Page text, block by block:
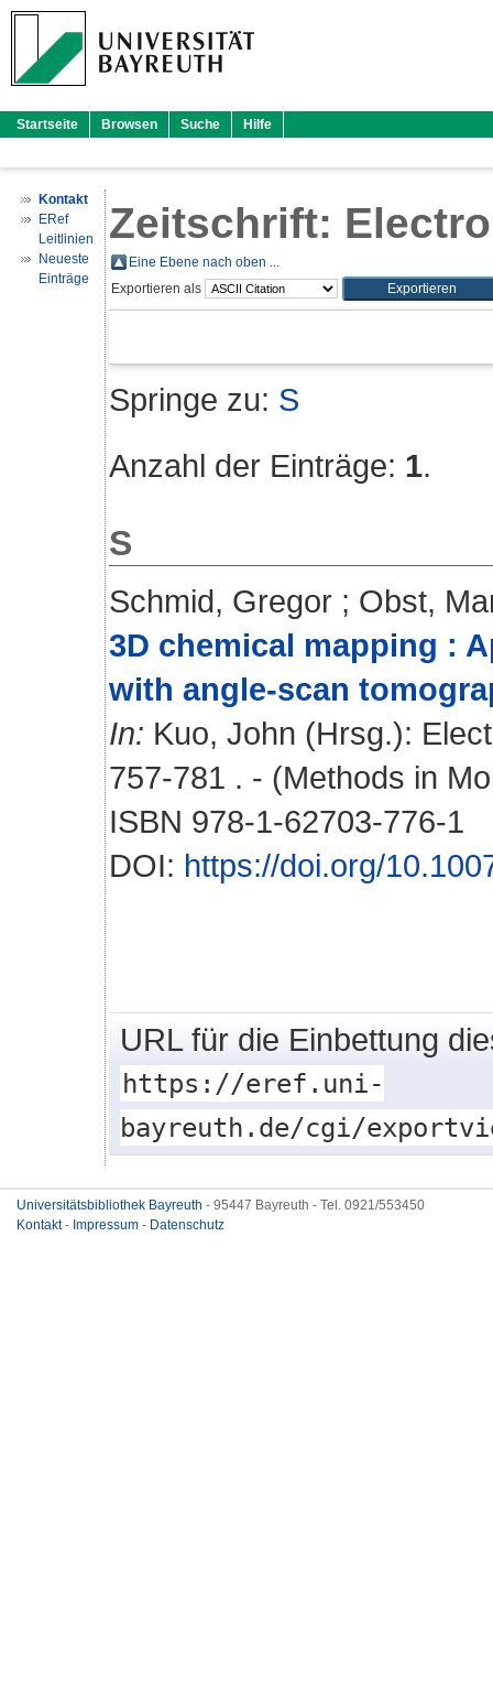
Startseite Browsen Suche Hilfe
Kontakt
ERef
Leitlinien
Neueste
Einträge
Zeitschrift:
Eine Ebene nach oben ...
Exportieren als
Springe zu: S
Anzahl der Einträge: 1.
S
Schmid, Gregor ; Obst,
3D chemical mapping :
with angle-scan
In: Kuo, John (Hrsg.):
757-781 . - (Methods in
ISBN 978-1-62703-776-1
DOI: https://doi.org/
URL für die Einbettung
https://eref.uni-
bayreuth.de/cgi/
Universitätsbibliothek Bayreuth - 95447 Bayreuth - Tel. 0921/553450
Kontakt- Impressum - Datenschutz